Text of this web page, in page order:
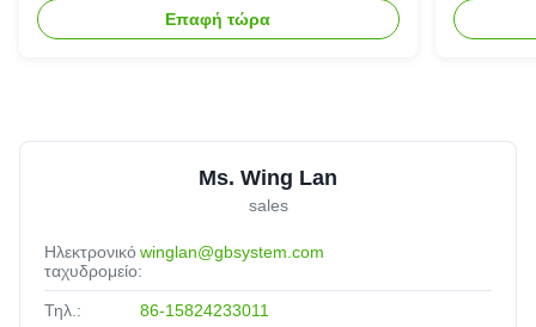
Επαφή τώρα
Ms. Wing Lan
sales
Ηλεκτρονικό
ταχυδρομείο:
winglan@gbsystem.com
Τηλ.: 86-15824233011